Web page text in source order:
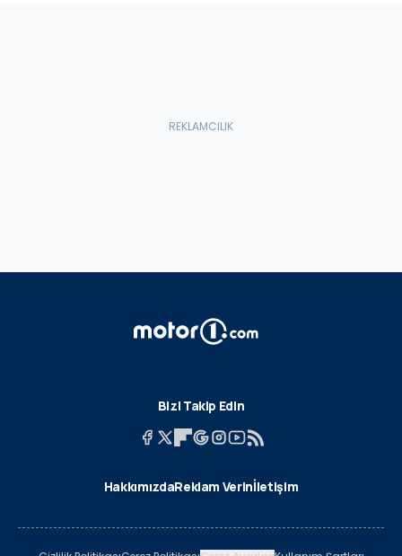
Bizi Takip Edin
HakkımızdaReklam Verinİletişim